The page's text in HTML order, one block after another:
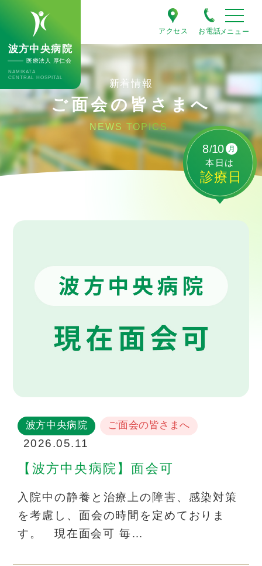
波方中央病院
医療法人 厚仁会
NAMIKATA
CENTRAL HOSPITAL
アクセス お電話
新着情報
ご面会の皆さまへ
NEWS TOPICS
波方中央病院 ご面会の皆さまへ
2026.05.11
【波方中央病院】面会可
入院中の静養と治療上の障害、感染対策
を考慮し、面会の時間を定めておりま
す。 現在面会可 毎…
8/10 月
本日 は
診療日